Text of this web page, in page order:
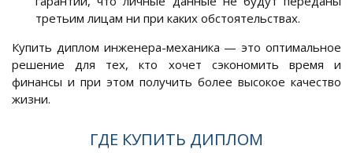
третьим лицам ни при каких обстоятельствах.
Купить диплом инженера-механика — это оптимальное
решение для тех, кто хочет сэкономить время и
финансы и при этом получить более высокое качество
жизни.
ГДЕ КУПИТЬ ДИПЛОМ